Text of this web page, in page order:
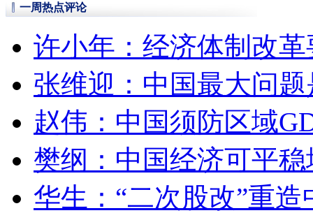
一周热点评论
许小年：经济体制改
张维迎：中国最大问
赵伟：中国须防区域
樊纲：中国经济可平稳
华生：“二次股改”重造